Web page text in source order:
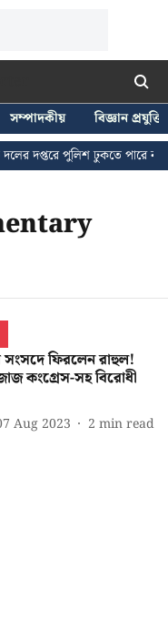
সম্পাদকীয়
বিজ্ঞান প্রযুক্তি
দপ্তরে পুলিশ ঢুকতে পারে না -
ফিরলেন রাহুল!
কংগ্রেস-সহ বিরোধী
Aug 2023 2 min read